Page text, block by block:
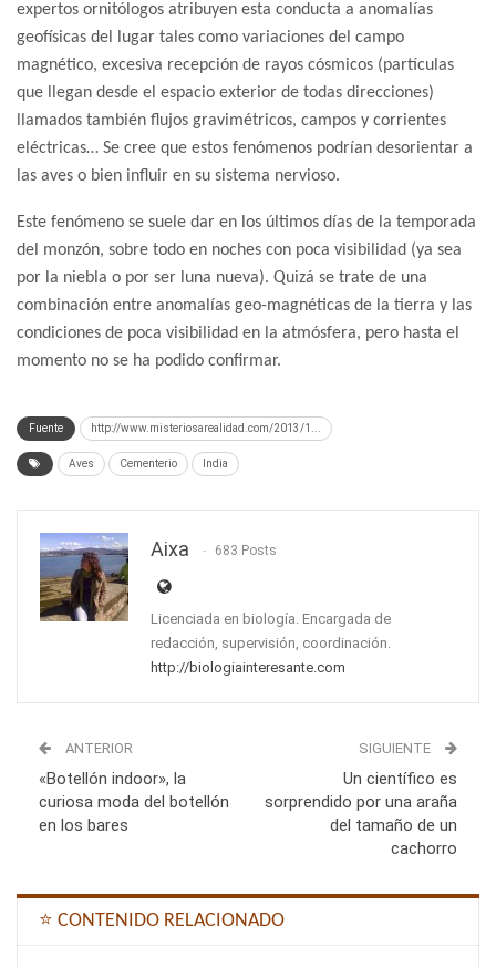
expertos ornitólogos atribuyen esta conducta a anomalías
geofísicas del lugar tales como variaciones del campo
magnético, excesiva recepción de rayos cósmicos (partículas
que llegan desde el espacio exterior de todas direcciones)
llamados también flujos gravimétricos, campos y corrientes
eléctricas… Se cree que estos fenómenos podrían desorientar a
las aves o bien influir en su sistema nervioso.
Este fenómeno se suele dar en los últimos días de la temporada
del monzón, sobre todo en noches con poca visibilidad (ya sea
por la niebla o por ser luna nueva). Quizá se trate de una
combinación entre anomalías geo-magnéticas de la tierra y las
condiciones de poca visibilidad en la atmósfera, pero hasta el
momento no se ha podido confirmar.
Fuente http://www.misteriosarealidad.com/2013/1...
Aves Cementerio India
Aixa 683 Posts
Licenciada en biología. Encargada de
redacción, supervisión, coordinación.
http://biologiainteresante.com
ANTERIOR
«Botellón indoor», la
curiosa moda del botellón
en los bares
SIGUIENTE
Un científico es
sorprendido por una araña
del tamaño de un
cachorro
⭐ CONTENIDO RELACIONADO